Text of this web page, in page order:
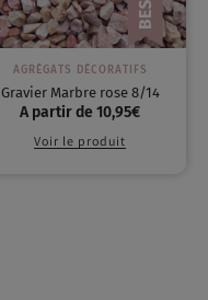
AGRÉGATS DÉCORATIFS
Gravier Marbre rose 8/14
A partir de 10,95€
Voir le produit